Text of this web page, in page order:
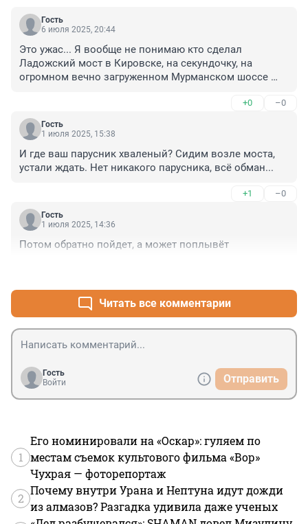
Гость
6 июля 2025, 20:44
Это ужас... Я вообще не понимаю кто сделал
Ладожский мост в Кировске, на секундочку, на
огромном вечно загруженном Мурманском шоссе
+0 –0
Гость
1 июля 2025, 15:38
И где ваш парусник хваленый? Сидим возле моста,
устали ждать. Нет никакого парусника, всё обман...
+1 –0
Гость
1 июля 2025, 14:36
Потом обратно пойдет, а может поплывёт
Читать все комментарии
Гость
Войти
Отправить
1
Его номинировали на «Оскар»: гуляем по
местам съемок культового фильма «Вор»
Чухрая — фоторепортаж
2
Почему внутри Урана и Нептуна идут дожди
из алмазов? Разгадка удивила даже ученых